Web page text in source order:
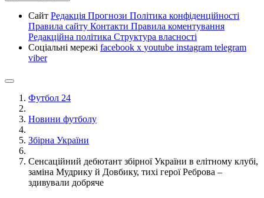
Сайт Редакція Прогнози Політика конфіденційності
Правила сайту Контакти Правила коментування
Редакційна політика Структура власності
Соціальні мережі facebook x youtube instagram telegram
viber
Футбол 24
Новини футболу
Збірна України
Сенсаційний дебютант збірної України в елітному клубі,
заміна Мудрику й Довбику, тихі герої Реброва –
здивували добряче